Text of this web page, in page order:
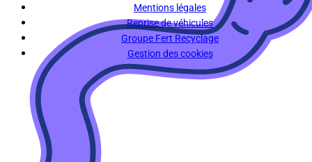
Mentions légales
Reprise de véhicules
Groupe Fert Recyclage
Gestion des cookies